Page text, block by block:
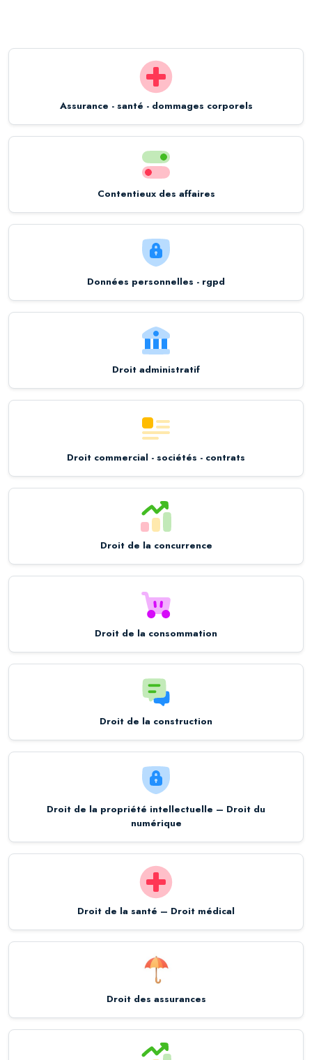
Assurance - santé - dommages corporels
Contentieux des affaires
Données personnelles - rgpd
Droit administratif
Droit commercial - sociétés - contrats
Droit de la concurrence
Droit de la consommation
Droit de la construction
Droit de la propriété intellectuelle – Droit du
numérique
Droit de la santé – Droit médical
Droit des assurances